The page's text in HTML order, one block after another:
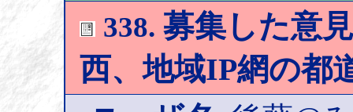
338. 募集した意
西、地域IP網の都